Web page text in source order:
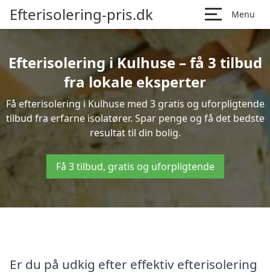
Efterisolering-pris.dk Menu
Efterisolering i Kulhuse – få 3 tilbud
fra lokale eksperter
Få efterisolering i Kulhuse med 3 gratis og uforpligtende
tilbud fra erfarne isolatører. Spar penge og få det bedste
resultat til din bolig.
Få 3 tilbud, gratis og uforpligtende
Er du på udkig efter effektiv efterisolering